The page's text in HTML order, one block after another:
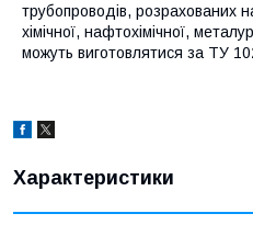
трубопроводів, розрахованих
хімічної, нафтохімічної,
можуть виготовлятися за ТУ
Характеристики